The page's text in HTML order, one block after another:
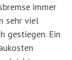
immer
sehr viel
gestiegen. Ein